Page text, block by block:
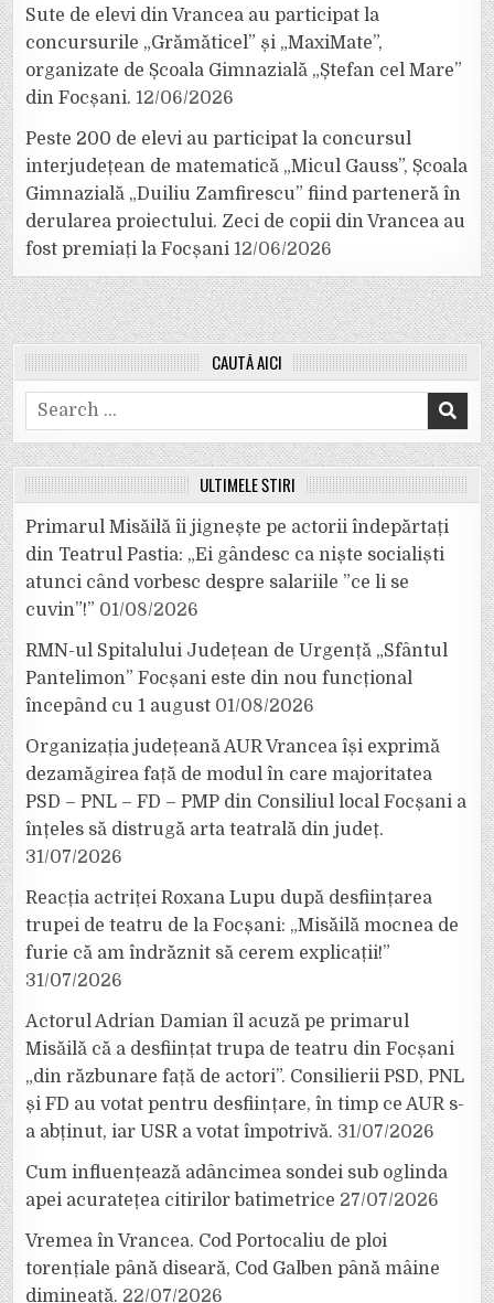
Sute de elevi din Vrancea au participat la
concursurile „Grămăticel” și „MaxiMate”,
organizate de Școala Gimnazială „Ștefan cel Mare”
din Focșani. 12/06/2026
Peste 200 de elevi au participat la concursul
interjudețean de matematică „Micul Gauss”, Școala
Gimnazială „Duiliu Zamfirescu” fiind parteneră în
derularea proiectului. Zeci de copii din Vrancea au
fost premiați la Focșani 12/06/2026
CAUTĂ AICI
Search
for:
ULTIMELE ȘTIRI
Primarul Misăilă îi jignește pe actorii îndepărtați
din Teatrul Pastia: „Ei gândesc ca niște socialiști
atunci când vorbesc despre salariile ”ce li se
cuvin”!” 01/08/2026
RMN-ul Spitalului Județean de Urgență „Sfântul
Pantelimon” Focșani este din nou funcțional
începând cu 1 august 01/08/2026
Organizația județeană AUR Vrancea își exprimă
dezamăgirea față de modul în care majoritatea
PSD – PNL – FD – PMP din Consiliul local Focșani a
înțeles să distrugă arta teatrală din județ.
31/07/2026
Reacția actriței Roxana Lupu după desființarea
trupei de teatru de la Focșani: „Misăilă mocnea de
furie că am îndrăznit să cerem explicații!”
31/07/2026
Actorul Adrian Damian îl acuză pe primarul
Misăilă că a desființat trupa de teatru din Focșani
„din răzbunare față de actori”. Consilierii PSD, PNL
și FD au votat pentru desființare, în timp ce AUR s-
a abținut, iar USR a votat împotrivă. 31/07/2026
Cum influențează adâncimea sondei sub oglinda
apei acuratețea citirilor batimetrice 27/07/2026
Vremea în Vrancea. Cod Portocaliu de ploi
torențiale până diseară, Cod Galben până mâine
dimineață. 22/07/2026